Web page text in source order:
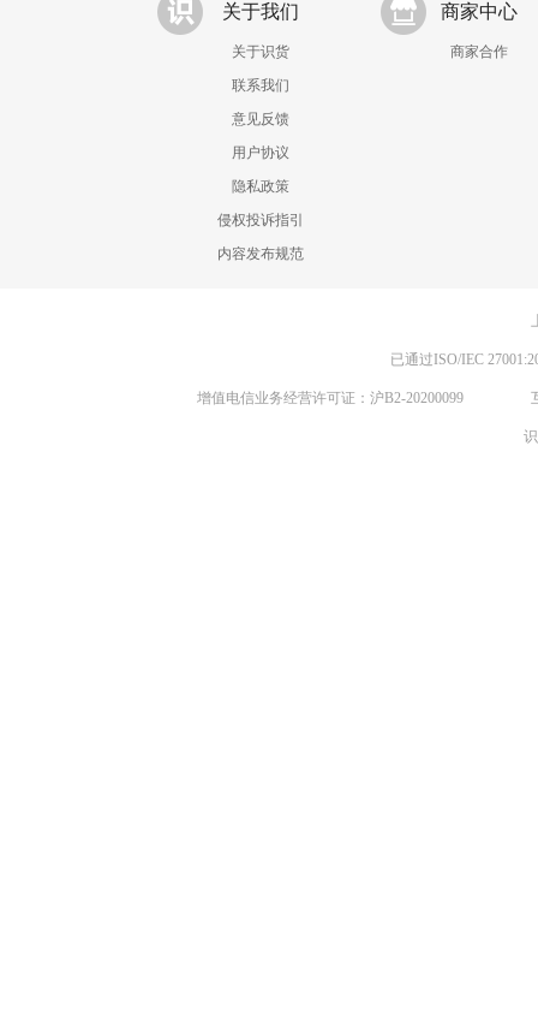
关于我们
关于识货
联系我们
意见反馈
用户协议
隐私政策
侵权投诉指引
内容发布规范
商家中心
商家合作
已通过ISO/IEC
增值电信业务经营许可证：沪B2-20200099